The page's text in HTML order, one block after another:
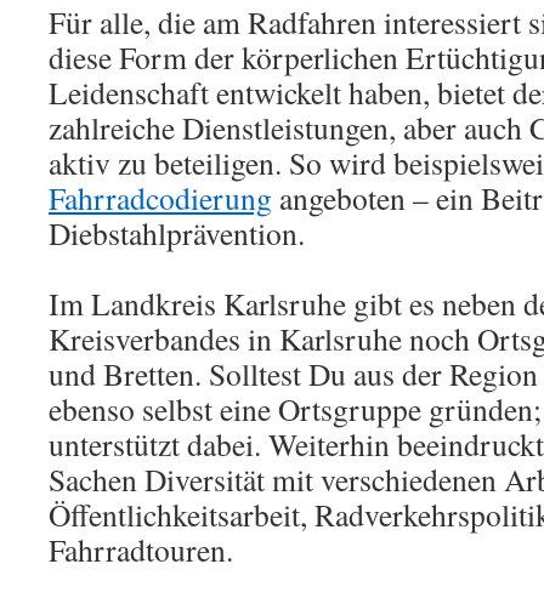
Für alle, die am Radfahren interessiert
diese Form der körperlichen
Leidenschaft entwickelt haben, bietet
zahlreiche Dienstleistungen, aber auch
aktiv zu beteiligen. So wird
Fahrradcodierung angeboten – ein
Diebstahlprävention.
Im Landkreis Karlsruhe gibt es neben
Kreisverbandes in Karlsruhe noch
und Bretten. Solltest Du aus der
ebenso selbst eine Ortsgruppe
unterstützt dabei. Weiterhin
Sachen Diversität mit verschiedenen
Öffentlichkeitsarbeit,
Fahrradtouren.